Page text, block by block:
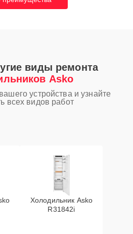
виды ремонта
Asko
устройства и узнайте
всех видов работ
Холодильник Asko
R31842i